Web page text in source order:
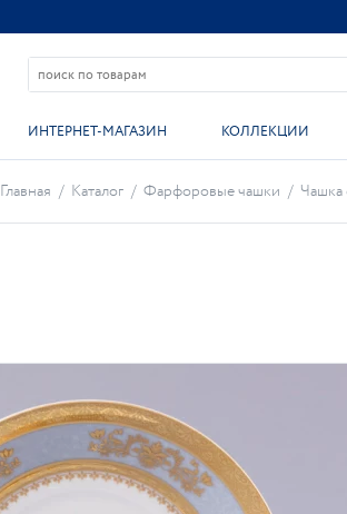
ИНТЕРНЕТ-МАГАЗИН КОЛЛЕКЦИИ
Главная / Каталог / Фарфоровые чашки / Чашка